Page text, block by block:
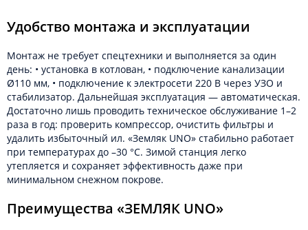
Удобство монтажа и эксплуатации
Монтаж не требует спецтехники и выполняется за один
день: • установка в котлован, • подключение канализации
Ø110 мм, • подключение к электросети 220 В через УЗО и
стабилизатор. Дальнейшая эксплуатация — автоматическая.
Достаточно лишь проводить техническое обслуживание 1–2
раза в год: проверить компрессор, очистить фильтры и
удалить избыточный ил. «Земляк UNO» стабильно работает
при температурах до –30 °C. Зимой станция легко
утепляется и сохраняет эффективность даже при
минимальном снежном покрове.
Преимущества «ЗЕМЛЯК UNO»